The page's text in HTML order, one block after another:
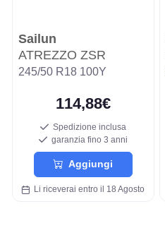
Sailun
ATREZZO ZSR
245/50 R18 100Y
114,88€
Spedizione inclusa
garanzia fino 3 anni
Aggiungi
Li riceverai entro il 18 Agosto